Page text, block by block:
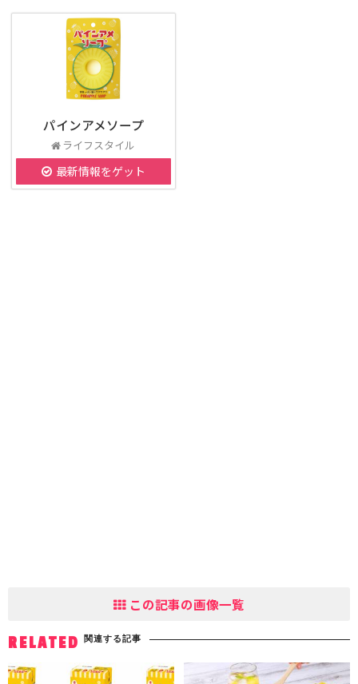
パインアメソープ
ライフスタイル
最新情報をゲット
この記事の画像一覧
RELATED 関連する記事